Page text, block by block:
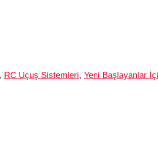
, RC Uçuş Sistemleri, Yeni Başlayanlar